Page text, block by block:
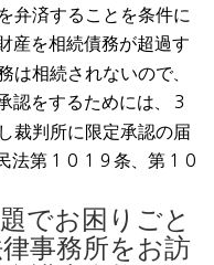
弁済することを条件に
産を相続債務が超過す
は相続されないので、
認をするためには、３
裁判所に限定承認の届
第１０１９条、第１０
でお困りごと
事務所をお訪